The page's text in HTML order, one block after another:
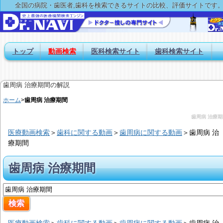
全国の病院・歯医者,歯科を検索できるサイトの比較、評価サイトです
トップ 動画検索 医科検索サイト 歯科検索サイト
歯周病 治療期間の解説
ホーム>歯周病 治療期間
歯周病 治療
医療動画検索＞歯科に関する動画＞歯周病に関する動画＞歯周病 治
療期間
歯周病 治療期間